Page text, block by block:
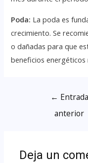
Poda: La poda es
crecimiento. Se
o dañadas para que
beneficios energéticos
← Entrada
anterior
Deja un